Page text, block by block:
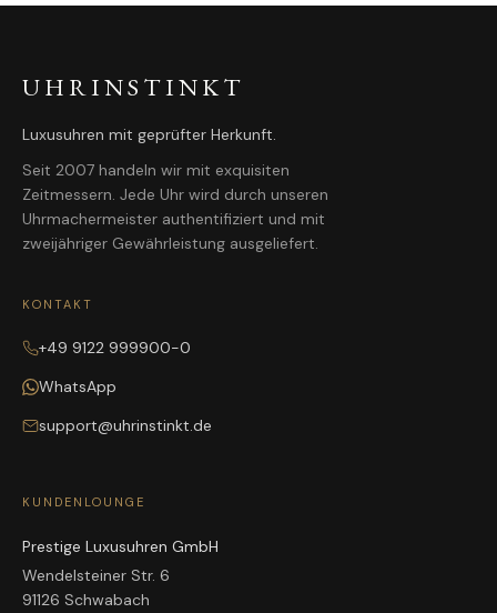
UHRINSTINKT
Luxusuhren mit geprüfter Herkunft.
Seit 2007 handeln wir mit exquisiten
Zeitmessern. Jede Uhr wird durch unseren
Uhrmachermeister authentifiziert und mit
zweijähriger Gewährleistung ausgeliefert.
KONTAKT
+49 9122 999900-0
WhatsApp
support@uhrinstinkt.de
KUNDENLOUNGE
Prestige Luxusuhren GmbH
Wendelsteiner Str. 6
91126 Schwabach